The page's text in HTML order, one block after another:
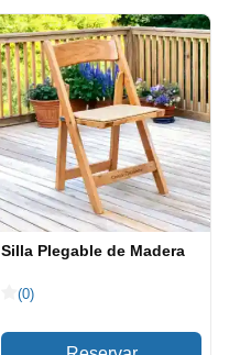
Silla Plegable de Madera
(0)